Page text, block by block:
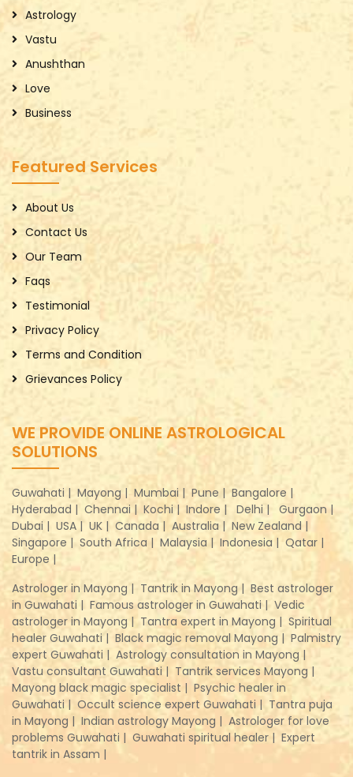
Astrology
Vastu
Anushthan
Love
Business
Featured Services
About Us
Contact Us
Our Team
Faqs
Testimonial
Privacy Policy
Terms and Condition
Grievances Policy
WE PROVIDE ONLINE ASTROLOGICAL
SOLUTIONS
Guwahati | Mayong | Mumbai | Pune | Bangalore |
Hyderabad | Chennai | Kochi | Indore | Delhi |
Gurgaon |
Dubai | USA | UK | Canada | Australia | New Zealand |
Singapore | South Africa | Malaysia | Indonesia | Qatar |
Europe |
Astrologer in Mayong | Tantrik in Mayong | Best astrologer
in Guwahati | Famous astrologer in Guwahati | Vedic
astrologer in Mayong | Tantra expert in Mayong | Spiritual
healer Guwahati | Black magic removal Mayong | Palmistry
expert Guwahati | Astrology consultation in Mayong |
Vastu consultant Guwahati | Tantrik services Mayong |
Mayong black magic specialist | Psychic healer in
Guwahati | Occult science expert Guwahati | Tantra puja
in Mayong | Indian astrology Mayong | Astrologer for love
problems Guwahati | Guwahati spiritual healer | Expert
tantrik in Assam |